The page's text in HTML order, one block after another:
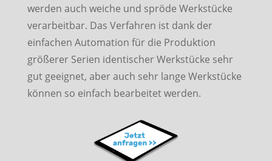
werden auch weiche und spröde Werkstücke
verarbeitbar. Das Verfahren ist dank der
einfachen Automation für die Produktion
größerer Serien identischer Werkstücke sehr
gut geeignet, aber auch sehr lange Werkstücke
können so einfach bearbeitet werden.